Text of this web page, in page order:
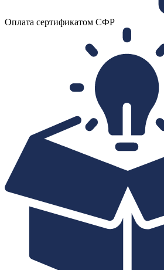
Оплата сертификатом СФР